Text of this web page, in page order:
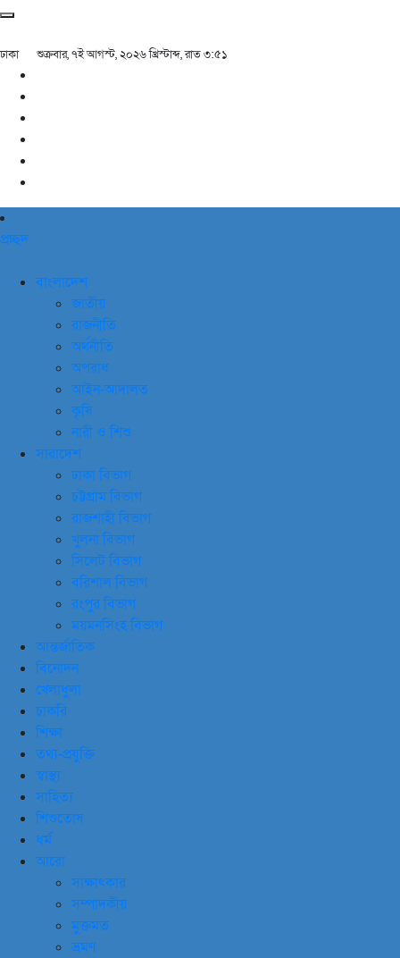
ঢাকা শুক্রবার, ৭ই আগস্ট, ২০২৬ খ্রিস্টাব্দ, রাত ৩:৫১
প্রচ্ছদ
বাংলাদেশ
জাতীয়
রাজনীতি
অর্থনীতি
অপরাধ
আইন-আদালত
কৃষি
নারী ও শিশু
সারাদেশ
ঢাকা বিভাগ
চট্টগ্রাম বিভাগ
রাজশাহী বিভাগ
খুলনা বিভাগ
সিলেট বিভাগ
বরিশাল বিভাগ
রংপুর বিভাগ
ময়মনসিংহ বিভাগ
আন্তর্জাতিক
বিনোদন
খেলাধুলা
চাকরি
শিক্ষা
তথ্য-প্রযুক্তি
স্বাস্থ্য
সাহিত্য
শিশুতোষ
ধর্ম
আরো
সাক্ষাৎকার
সম্পাদকীয়
মুক্তমত
ভ্রমণ